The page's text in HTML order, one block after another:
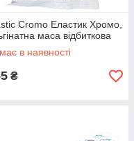
Cromo Еластик Хромо,
маса відбиткова
в наявності
₴